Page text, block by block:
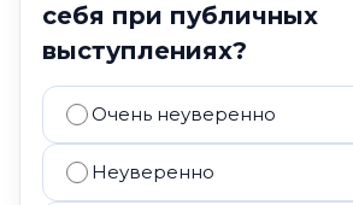
себя при публичных
выступлениях?
Очень неуверенно
Неуверенно